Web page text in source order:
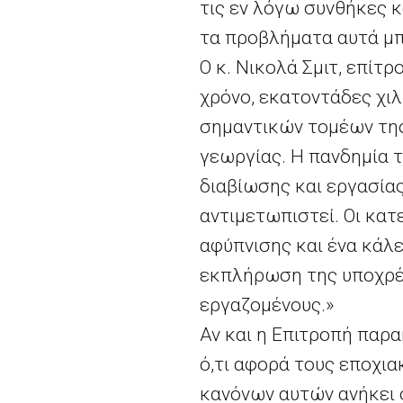
τις εν λόγω συνθήκες
τα προβλήματα αυτά
Ο κ. Νικολά Σμιτ,
χρόνο, εκατοντάδες
σημαντικών τομέων
γεωργίας. Η πανδημία
διαβίωσης και
αντιμετωπιστεί. Οι
αφύπνισης και ένα
εκπλήρωση της
εργαζομένους.»
Αν και η Επιτροπή
ό,τι αφορά τους
κανόνων αυτών ανήκει